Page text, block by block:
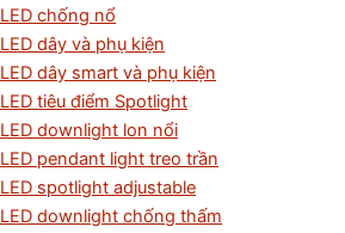
chống nổ
dây và phụ kiện
dây smart và phụ kiện
tiêu điểm Spotlight
downlight lon nổi
pendant light treo trần
spotlight adjustable
downlight chống thấm